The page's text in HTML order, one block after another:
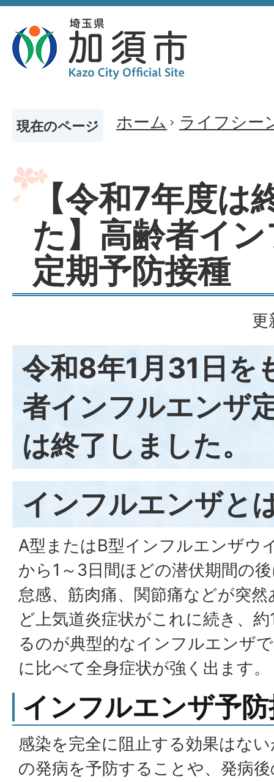
現在のページ ホーム ライフシー
【令和7年度は
た】高齢者イ
定期予防接種
更
令和8年1月31日を
者インフルエンザ
は終了しました。
インフルエンザと
A型またはB型インフルエンザウ
から1～3日間ほどの潜伏期間の
怠感、筋肉痛、関節痛などが突
ど上気道炎症状がこれに続き、
るのが典型的なインフルエンザ
に比べて全身症状が強く出ます。
インフルエンザ予
感染を完全に阻止する効果はな
の発病を予防することや、発病